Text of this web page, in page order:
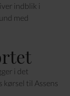
indblik i
med
i det
kørsel til Assens